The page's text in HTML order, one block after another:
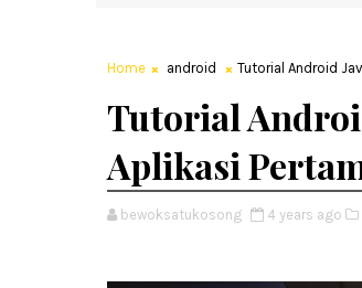
Home android Tutorial Android
Tutorial
Aplikasi
bewoksatukosong 4 years ago